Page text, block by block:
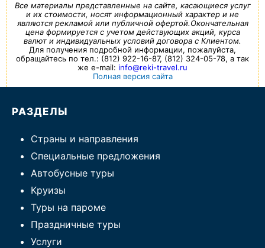
Все материалы представленные на сайте, касающиеся услуг
и их стоимости, носят информационный характер и не
являются рекламой или публичной офертой.Окончательная
цена формируется с учетом действующих акций, курса
валют и индивидуальных условий договора с Клиентом.
Для получения подробной информации, пожалуйста,
обращайтесь по тел.: (812) 922-16-87, (812) 324-05-78, а так
же e-mail: info@reki-travel.ru
Полная версия сайта
РАЗДЕЛЫ
Страны и направления
Специальные предложения
Автобусные туры
Круизы
Туры на пароме
Праздничные туры
Услуги